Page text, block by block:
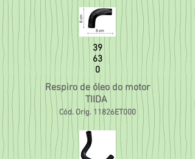
39
63
0
Respiro de óleo do motor
TIIDA
Cód. Orig. 11826ET000